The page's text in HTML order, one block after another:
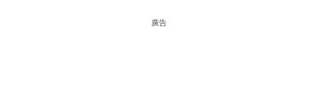
廣告